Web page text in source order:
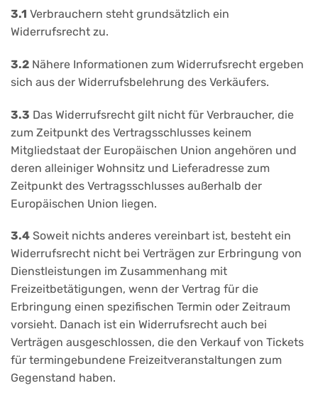
3.1 Verbrauchern steht grundsätzlich ein
Widerrufsrecht zu.
3.2 Nähere Informationen zum Widerrufsrecht ergeben
sich aus der Widerrufsbelehrung des Verkäufers.
3.3 Das Widerrufsrecht gilt nicht für Verbraucher, die
zum Zeitpunkt des Vertragsschlusses keinem
Mitgliedstaat der Europäischen Union angehören und
deren alleiniger Wohnsitz und Lieferadresse zum
Zeitpunkt des Vertragsschlusses außerhalb der
Europäischen Union liegen.
3.4 Soweit nichts anderes vereinbart ist, besteht ein
Widerrufsrecht nicht bei Verträgen zur Erbringung von
Dienstleistungen im Zusammenhang mit
Freizeitbetätigungen, wenn der Vertrag für die
Erbringung einen spezifischen Termin oder Zeitraum
vorsieht. Danach ist ein Widerrufsrecht auch bei
Verträgen ausgeschlossen, die den Verkauf von Tickets
für termingebundene Freizeitveranstaltungen zum
Gegenstand haben.